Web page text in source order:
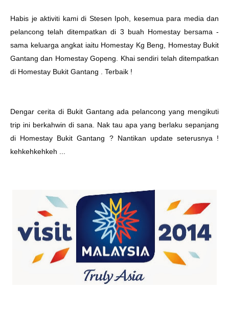
Habis je aktiviti kami di Stesen Ipoh, kesemua para media dan
pelancong telah ditempatkan di 3 buah Homestay bersama -
sama keluarga angkat iaitu Homestay Kg Beng, Homestay Bukit
Gantang dan Homestay Gopeng. Khai sendiri telah ditempatkan
di Homestay Bukit Gantang . Terbaik !
Dengar cerita di Bukit Gantang ada pelancong yang mengikuti
trip ini berkahwin di sana. Nak tau apa yang berlaku sepanjang
di Homestay Bukit Gantang ? Nantikan update seterusnya !
kehkehkehkeh ...